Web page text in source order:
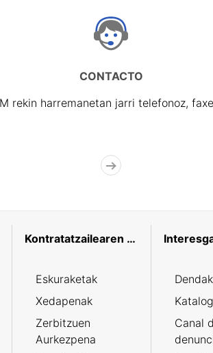
CONTACTO
rekin harremanetan jarri telefonoz,
Kontratatzailearen profila
Eskuraketak
Xedapenak
Zerbitzuen
Aurkezpena
Dendak
Canal